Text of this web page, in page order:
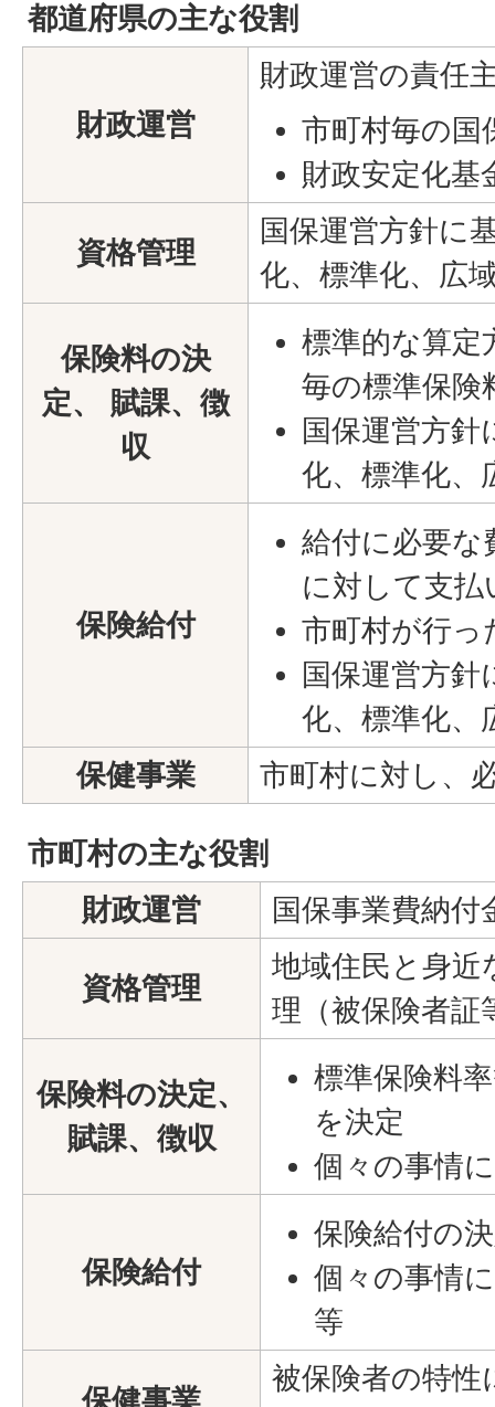
都道府県の主な役割
財政運営
財政運営の責任
市町村毎の国
財政安定化基
資格管理
国保運営方針に
化、標準化、広
保険料の決
定、 賦課、徴
収
標準的な算定
毎の標準保険
国保運営方
化、標準化、
保険給付
給付に必要な
に対して支払
市町村が行っ
国保運営方
化、標準化、
保健事業
市町村に対し、
市町村の主な役割
財政運営
国保事業費納
資格管理
地域住民と身近
理（被保険者証
保険料の決定、
賦課、徴収
標準保険料
を決定
個々の事情
保険給付
保険給付の
個々の事情
等
保健事業
被保険者の特